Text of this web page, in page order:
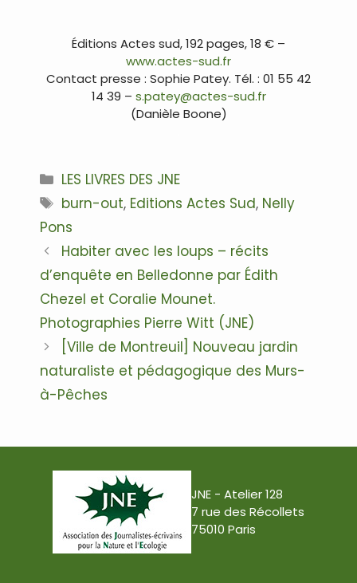
Éditions Actes sud, 192 pages, 18 € –
www.actes-sud.fr
Contact presse : Sophie Patey. Tél. : 01 55 42
14 39 – s.patey@actes-sud.fr
(Danièle Boone)
Catégories
LES LIVRES DES JNE
Étiquettes
burn-out, Editions Actes Sud, Nelly
Pons
Navigation
des
articles
Habiter avec les loups – récits
d’enquête en Belledonne par Édith
Chezel et Coralie Mounet.
Photographies Pierre Witt (JNE)
[Ville de Montreuil] Nouveau jardin
naturaliste et pédagogique des Murs-
à-Pêches
JNE - Atelier 128
7 rue des Récollets
75010 Paris